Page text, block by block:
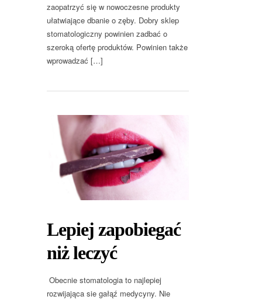
zaopatrzyć się w nowoczesne produkty
ułatwiające dbanie o zęby. Dobry sklep
stomatologiczny powinien zadbać o
szeroką ofertę produktów. Powinien także
wprowadzać […]
Lepiej zapobiegać
niż leczyć
Obecnie stomatologia to najlepiej
rozwijająca sie gałąź medycyny. Nie